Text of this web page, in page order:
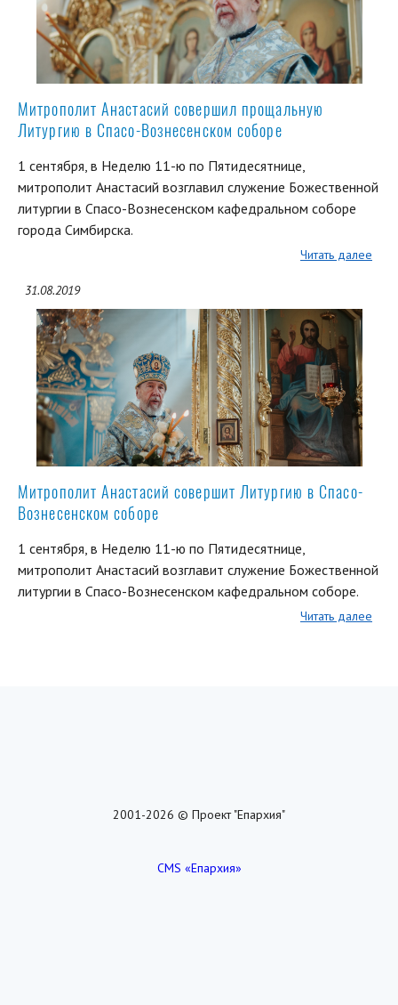
Митрополит Анастасий совершил прощальную
Литургию в Спасо-Вознесенском соборе
1 сентября, в Неделю 11-ю по Пятидесятнице,
митрополит Анастасий возглавил служение Божественной
литургии в Спасо-Вознесенском кафедральном соборе
города Симбирска.
Читать далее
31.08.2019
Митрополит Анастасий совершит Литургию в Спасо-
Вознесенском соборе
1 сентября, в Неделю 11-ю по Пятидесятнице,
митрополит Анастасий возглавит служение Божественной
литургии в Спасо-Вознесенском кафедральном соборе.
Читать далее
2001-2026 © Проект "Епархия"
CMS «Епархия»